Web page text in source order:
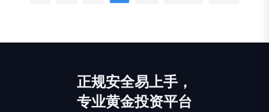
正规安全易上手，
专业黄金投资平台